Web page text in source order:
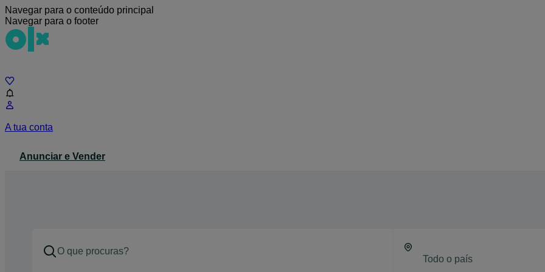
Navegar para o conteúdo principal
Navegar para o footer
A tua conta
Anunciar e Vender